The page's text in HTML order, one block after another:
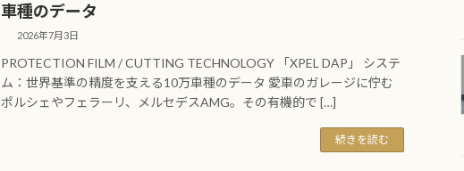
車種のデータ
2026年7月3日
PROTECTION FILM / CUTTING TECHNOLOGY 「XPEL DAP」 システ
ム：世界基準の精度を支える10万車種のデータ 愛車のガレージに佇む
ポルシェやフェラーリ、メルセデスAMG。その有機的で […]
続きを読む